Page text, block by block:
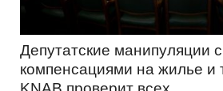
Депутатские манипуляции с
компенсациями на жилье и